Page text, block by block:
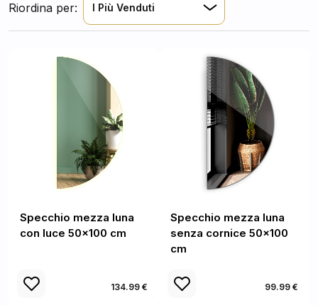
Riordina per:
I Più Venduti
Specchio mezza luna
con luce 50x100 cm
134.99 €
Specchio mezza luna
senza cornice 50x100
cm
99.99 €